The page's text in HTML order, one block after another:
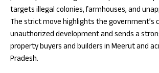
targets illegal colonies, farmhouses, and
The strict move highlights the government’s
unauthorized development and sends a
property buyers and builders in Meerut and
Pradesh.